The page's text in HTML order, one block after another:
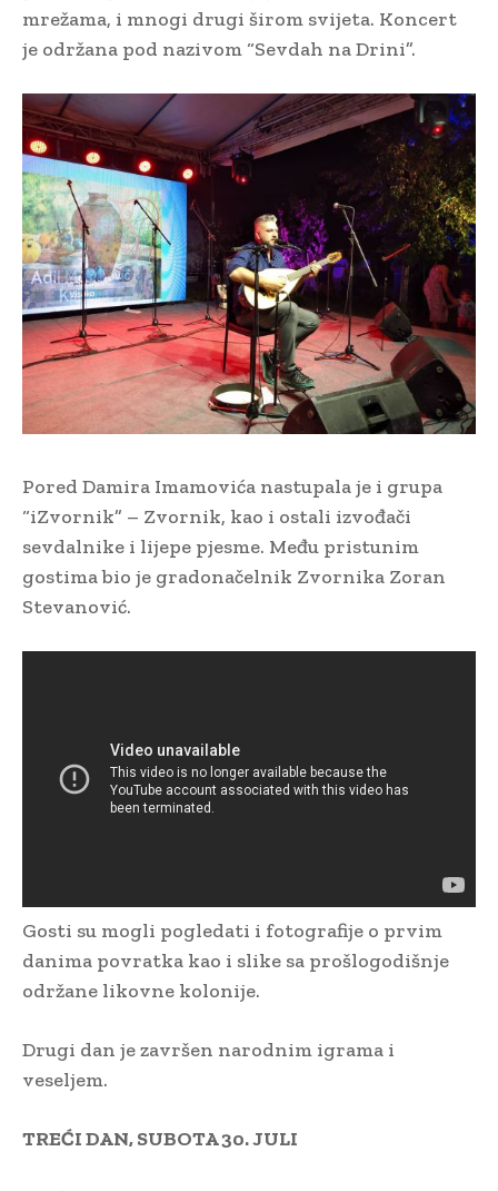
mrežama, i mnogi drugi širom svijeta. Koncert
je održana pod nazivom “Sevdah na Drini”.
Pored Damira Imamovića nastupala je i grupa
“iZvornik” – Zvornik, kao i ostali izvođači
sevdalnike i lijepe pjesme. Među pristunim
gostima bio je gradonačelnik Zvornika Zoran
Stevanović.
Gosti su mogli pogledati i fotografije o prvim
danima povratka kao i slike sa prošlogodišnje
održane likovne kolonije.
Drugi dan je završen narodnim igrama i
veseljem.
TREĆI DAN, SUBOTA 30. JULI